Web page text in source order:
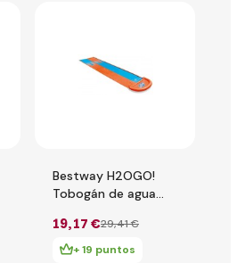
Bestway H2OGO!
Tobogán de agua
19,17 €29,41 €
+ 19 puntos